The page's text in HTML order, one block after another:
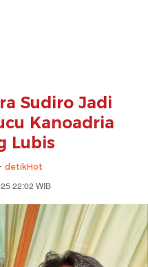
Sudiro Jadi
Kanoadria
Lubis
detikHot
22:02 WIB